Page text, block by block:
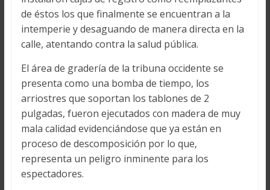
de éstos los que finalmente se encuentran a la
intemperie y desaguando de manera directa en la
calle, atentando contra la salud pública.
El área de gradería de la tribuna occidente se
presenta como una bomba de tiempo, los
arriostres que soportan los tablones de 2
pulgadas, fueron ejecutados con madera de muy
mala calidad evidenciándose que ya están en
proceso de descomposición por lo que,
representa un peligro inminente para los
espectadores.